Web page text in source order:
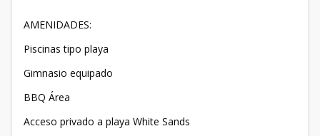
AMENIDADES:
Piscinas tipo playa
Gimnasio equipado
BBQ Área
Acceso privado a playa White Sands